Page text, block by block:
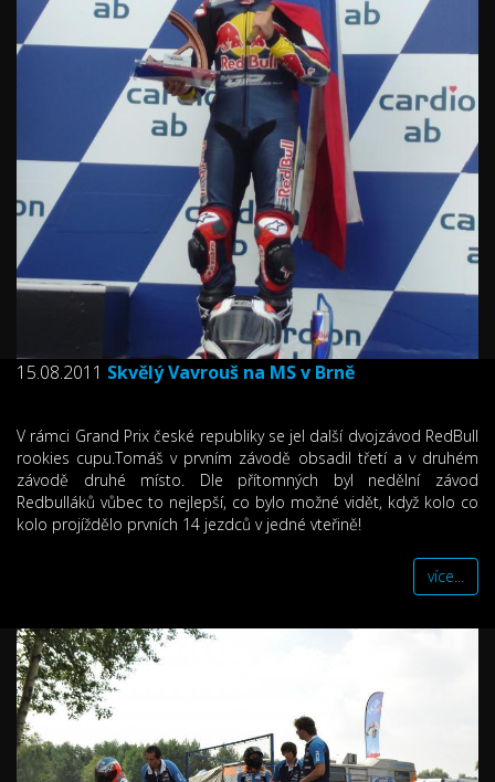
15.08.2011 Skvělý Vavrouš na MS v Brně
V rámci Grand Prix české republiky se jel další dvojzávod RedBull
rookies cupu.Tomáš v prvním závodě obsadil třetí a v druhém
závodě druhé místo. Dle přítomných byl nedělní závod
Redbulláků vůbec to nejlepší, co bylo možné vidět, když kolo co
kolo projíždělo prvních 14 jezdců v jedné vteřině!
více...